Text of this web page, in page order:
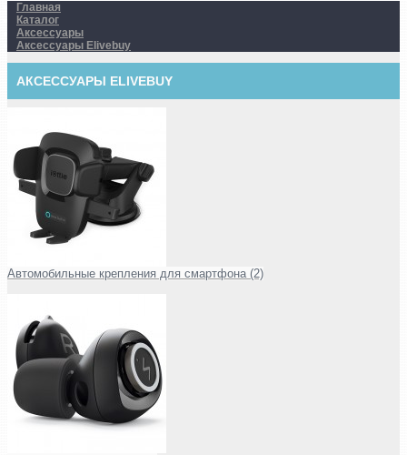
Главная
Каталог
Аксессуары
Аксессуары Elivebuy
АКСЕССУАРЫ ELIVEBUY
Автомобильные крепления для смартфона (2)